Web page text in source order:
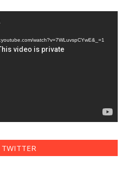
watch?v=7WLuvspCYwE&_=1
TWITTER